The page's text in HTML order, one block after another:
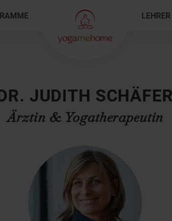
LEHRER
JUDITH SCHÄFER
Ärztin & Yogatherapeutin